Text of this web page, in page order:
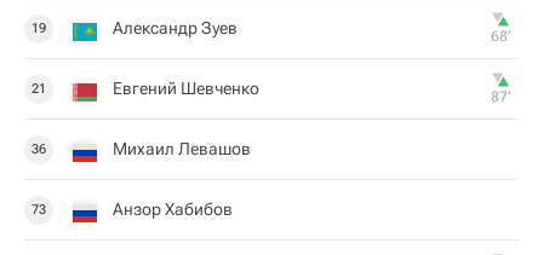
19 Александр Зуев 68‎’‎
21 Евгений Шевченко 87‎’‎
36 Михаил Левашов
73 Анзор Хабибов